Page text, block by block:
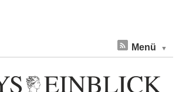
Menü